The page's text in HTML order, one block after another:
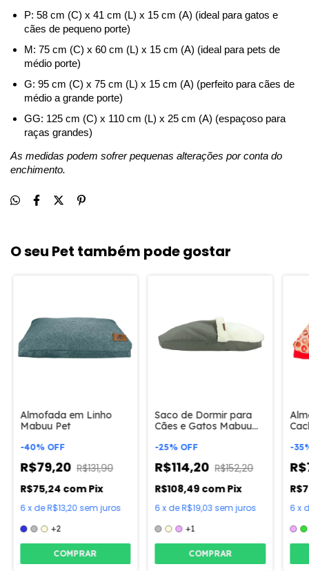
P: 58 cm (C) x 41 cm (L) x 15 cm (A) (ideal para gatos e
cães de pequeno porte)
M: 75 cm (C) x 60 cm (L) x 15 cm (A) (ideal para pets de
médio porte)
G: 95 cm (C) x 75 cm (L) x 15 cm (A) (perfeito para cães de
médio a grande porte)
GG: 125 cm (C) x 110 cm (L) x 25 cm (A) (espaçoso para
raças grandes)
As medidas podem sofrer pequenas alterações por conta do
enchimento.
O seu Pet também pode gostar
Almofada em Linho
Mabuu Pet
-40% OFF
R$79,20 R$131,90
R$75,24 com Pix
6x deR$13,20 sem juros
+2
COMPRAR
Saco de Dormir para
Cães e Gatos Mabuu
-25% OFF
R$114,20 R$152,20
R$108,49comPix
6 x deR$19,03 sem juros
+1
COMPRAR
-35
6x